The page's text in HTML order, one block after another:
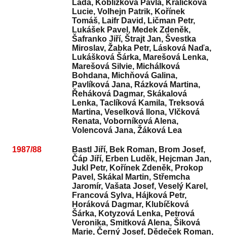
Lada, Kobližková Pavla, Králíčková
Lucie, Volhejn Patrik, Kořínek
Tomáš, Laifr David, Ličman Petr,
Lukášek Pavel, Medek Zdeněk,
Šafranko Jiří, Štrajt Jan, Švestka
Miroslav, Žabka Petr, Lásková Naďa,
Lukášková Šárka, Marešová Lenka,
Marešová Silvie, Michálková
Bohdana, Michňová Galina,
Pavlíková Jana, Rázková Martina,
Řeháková Dagmar, Skákalová
Lenka, Taclíková Kamila, Treksová
Martina, Veselková Ilona, Vlčková
Renata, Voborníková Alena,
Volencová Jana, Žáková Lea
1987/88
Bastl Jiří, Bek Roman, Brom Josef,
Čáp Jiří, Erben Luděk, Hejcman Jan,
Jukl Petr, Kořínek Zdeněk, Prokop
Pavel, Skákal Martin, Střemcha
Jaromír, Vašata Josef, Veselý Karel,
Francová Sylva, Hájková Petr,
Horáková Dagmar, Klubíčková
Šárka, Kotyzová Lenka, Petrová
Veronika, Smitková Alena, Šiková
Marie, Černý Josef, Dědeček Roman,